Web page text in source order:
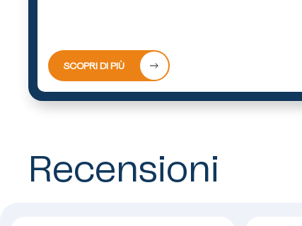
SCOPRI DI PIÙ
Recensioni